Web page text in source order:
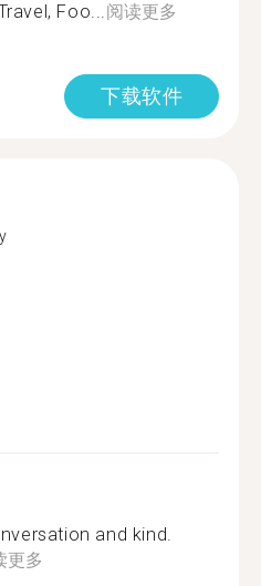
Foo...阅读更多
下载软件
and kind.
更多